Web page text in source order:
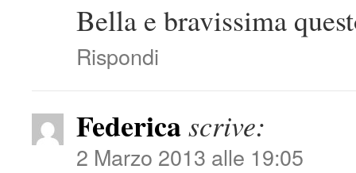
Bella e bravissima
Rispondi
Federicascrive:
2 Marzo 2013 alle 19:05